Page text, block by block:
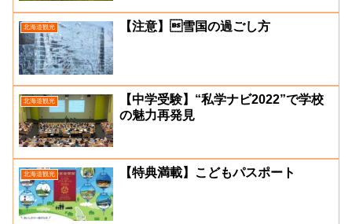
北海道観光 【注意】雪国の過ごし方
北海道観光
【中学受験】“私学ナビ2022”で学校
の魅力再発見
北海道観光 【特典満載】こどもパスポート